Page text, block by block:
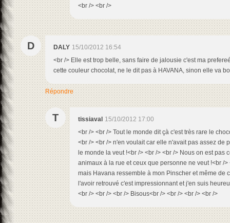
<br /> <br />
D DALY 15/10/2012 16:54
<br /> Elle est trop belle, sans faire de jalousie c'est ma
cette couleur chocolat, ne le dit pas à HAVANA, sinon elle va
Répondre
T tissiaval 15/10/2012 17:00
<br /> <br /> Tout le monde dit çà c'est très rare le
<br /> <br /> n'en voulait car elle n'avait pas assez de
le monde la veut !<br /> <br /> <br /> Nous on est pas
animaux à la rue et ceux que personne ne veut !<br /
mais Havana ressemble à mon Pinscher et même de
l'avoir retrouvé c'est impressionnant et j'en suis
<br /> <br /> <br /> Bisous<br /> <br /> <br /> <br />